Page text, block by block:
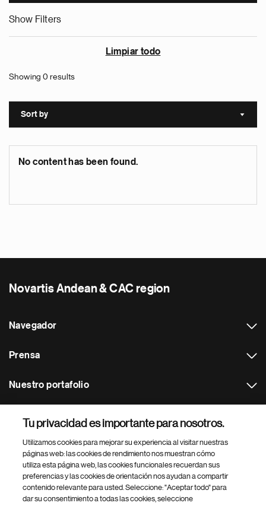
Show Filters
Limpiar todo
Showing 0 results
Sort by Sort
No content has been found.
Novartis Andean & CAC region
Navegador
Prensa
Nuestro portafolio
Footer Site Search
Tu privacidad es importante para nosotros.
Utilizamos cookies para mejorar su experiencia al visitar nuestras
páginas web: las cookies de rendimiento nos muestran cómo
utiliza esta página web, las cookies funcionales recuerdan sus
preferencias y las cookies de orientación nos ayudan a compartir
contenido relevante para usted. Seleccione: "Aceptar todo" para
dar su consentimiento a todas las cookies, seleccione